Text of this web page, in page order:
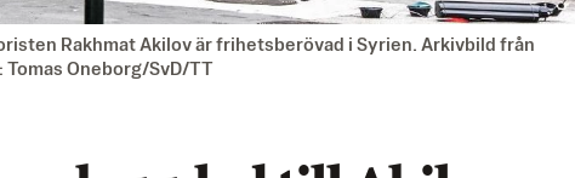
Rakhmat Akilov är frihetsberövad i Syrien. Arkivbild från
Oneborg/SvD/TT